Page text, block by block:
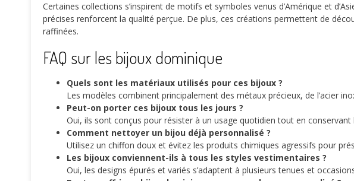
Certaines collections s’inspirent de motifs et symboles venus d’Amérique et
précises renforcent la qualité perçue. De plus, ces créations permettent de
raffinées.
FAQ sur les bijoux dominique
Quels sont les matériaux utilisés pour ces bijoux ?
Les modèles combinent principalement des métaux précieux, de l’acier
Peut-on porter ces bijoux tous les jours ?
Oui, ils sont conçus pour résister à un usage quotidien tout en conservant
Comment nettoyer un bijou déjà personnalisé ?
Utilisez un chiffon doux et évitez les produits chimiques agressifs pour
Les bijoux conviennent-ils à tous les styles vestimentaires ?
Oui, les designs épurés et variés s’adaptent à plusieurs tenues et